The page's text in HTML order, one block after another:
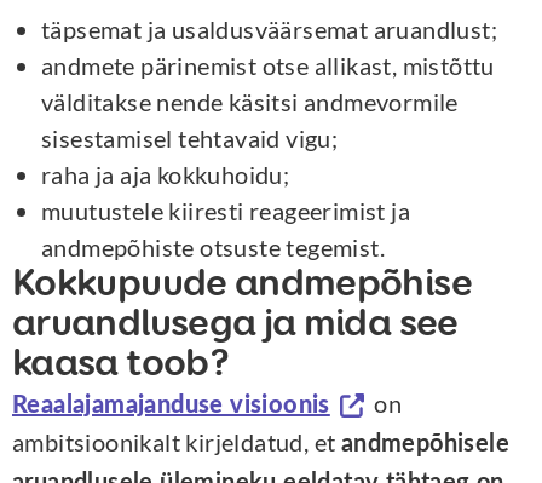
täpsemat ja usaldusväärsemat aruandlust;
andmete pärinemist otse allikast, mistõttu
välditakse nende käsitsi andmevormile
sisestamisel tehtavaid vigu;
raha ja aja kokkuhoidu;
muutustele kiiresti reageerimist ja
andmepõhiste otsuste tegemist.
Kokkupuude andmepõhise
aruandlusega ja mida see
kaasa toob?
Reaalajamajanduse visioonis
on
ambitsioonikalt kirjeldatud, et andmepõhisele